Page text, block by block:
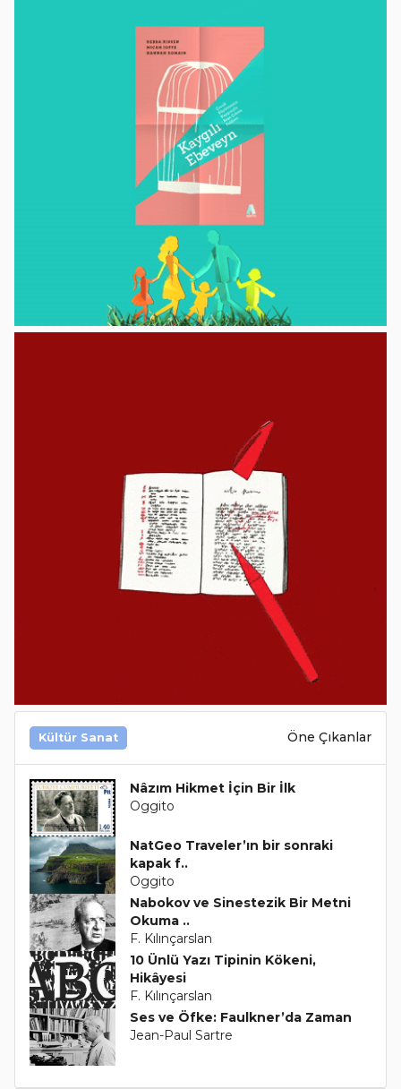
Kültür Sanat Öne Çıkanlar
Nâzım Hikmet İçin Bir İlk
Oggito
NatGeo Traveler’ın bir sonraki
kapak f..
Oggito
Nabokov ve Sinestezik Bir Metni
Okuma ..
F. Kılınçarslan
10 Ünlü Yazı Tipinin Kökeni,
Hikâyesi
F. Kılınçarslan
Ses ve Öfke: Faulkner’da Zaman
Jean-Paul Sartre